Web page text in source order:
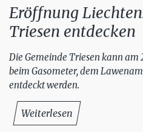
Eröffnung
Triesen entdecken
Die Gemeinde Triesen kann am
beim Gasometer, dem
entdeckt werden.
Weiterlesen